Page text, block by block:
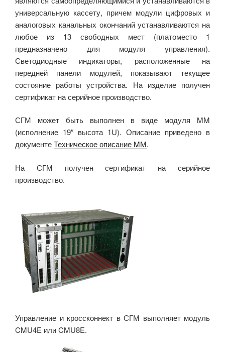
универсальную кассету, причем модули цифровых и
аналоговых канальных окончаний устанавливаются на
любое из 13 свободных мест (платоместо 1
предназначено для модуля управления).
Светодиодные индикаторы, расположенные на
передней панели модулей, показывают текущее
состояние работы устройства. На изделие получен
сертификат на серийное производство.
СГМ может быть выполнен в виде модуля MM
(исполнение 19″ высота 1U). Описание приведено в
документеТехническое описание MM.
На СГМ получен сертификат на серийное
производство.
Управление и кроссконнект в СГМ выполняет модуль
CMU4E или CMU8E.